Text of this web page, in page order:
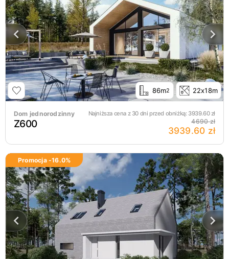
86m2 22x18m
Dom jednorodzinny Najniższa cena z 30 dni przed obniżką: 3939.60zł
Z600 4690 zł
3939.60 zł
Promocja -16.0%